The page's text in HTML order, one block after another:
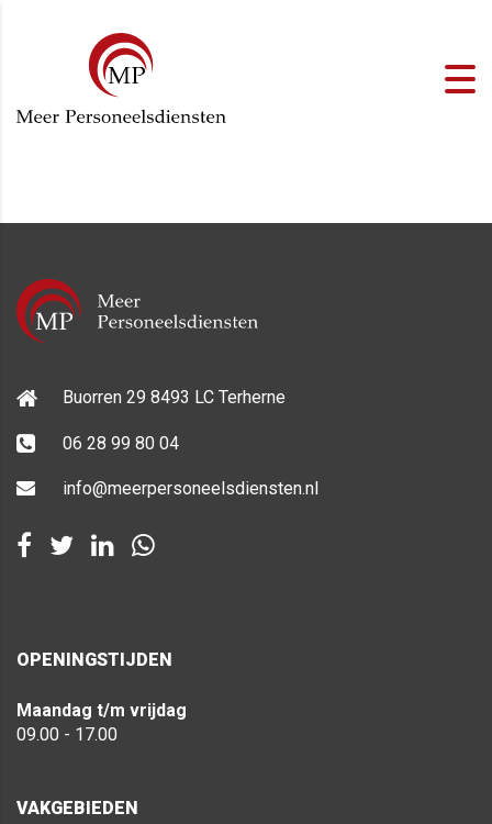
Buorren 29 8493 LC Terherne
06 28 99 80 04
info@meerpersoneelsdiensten.nl
OPENINGSTIJDEN
Maandag t/m vrijdag
09.00 - 17.00
VAKGEBIEDEN